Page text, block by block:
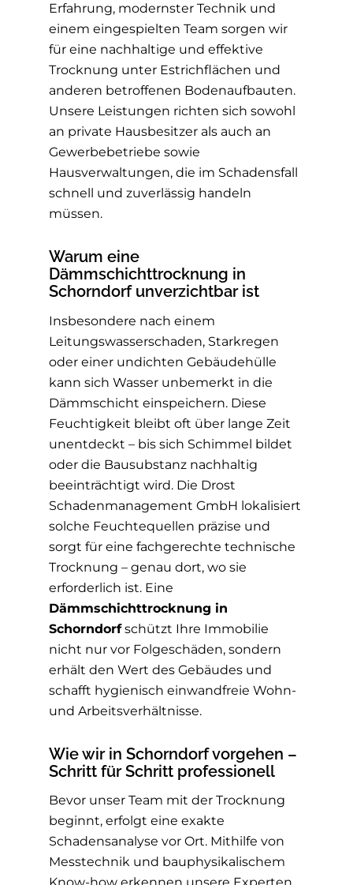
Erfahrung, modernster Technik und
einem eingespielten Team sorgen wir
für eine nachhaltige und effektive
Trocknung unter Estrichflächen und
anderen betroffenen Bodenaufbauten.
Unsere Leistungen richten sich sowohl
an private Hausbesitzer als auch an
Gewerbebetriebe sowie
Hausverwaltungen, die im Schadensfall
schnell und zuverlässig handeln
müssen.
Warum eine
Dämmschichttrocknung in
Schorndorf unverzichtbar ist
Insbesondere nach einem
Leitungswasserschaden, Starkregen
oder einer undichten Gebäudehülle
kann sich Wasser unbemerkt in die
Dämmschicht einspeichern. Diese
Feuchtigkeit bleibt oft über lange Zeit
unentdeckt – bis sich Schimmel bildet
oder die Bausubstanz nachhaltig
beeinträchtigt wird. Die Drost
Schadenmanagement GmbH lokalisiert
solche Feuchtequellen präzise und
sorgt für eine fachgerechte technische
Trocknung – genau dort, wo sie
erforderlich ist. Eine
Dämmschichttrocknung in
Schorndorfschützt Ihre Immobilie
nicht nur vor Folgeschäden, sondern
erhält den Wert des Gebäudes und
schafft hygienisch einwandfreie Wohn-
und Arbeitsverhältnisse.
Wie wir in Schorndorf vorgehen –
Schritt für Schritt professionell
Bevor unser Team mit der Trocknung
beginnt, erfolgt eine exakte
Schadensanalyse vor Ort. Mithilfe von
Messtechnik und bauphysikalischem